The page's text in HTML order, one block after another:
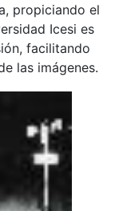
propiciando el
Icesi es
facilitando
las imágenes.